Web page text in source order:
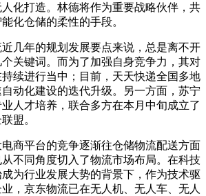
化打造。林德将作为重要战略伙伴，共
化仓储的柔性的手段。
几年的规划发展要点来说，总是离不开
关键词。而为了加强自身竞争力，其对
续进行当中；目前，天天快递全国多地
动化建设的迭代升级。另一方面，苏宁
人才培养，联合多方在本月中旬成立了
盟。
电商平台的竞争逐渐往仓储物流配送方面
不同角度切入了物流市场布局。在科技
为行业发展大势的背景下，作为技术驱
，京东物流已在无人机、无人车、无人